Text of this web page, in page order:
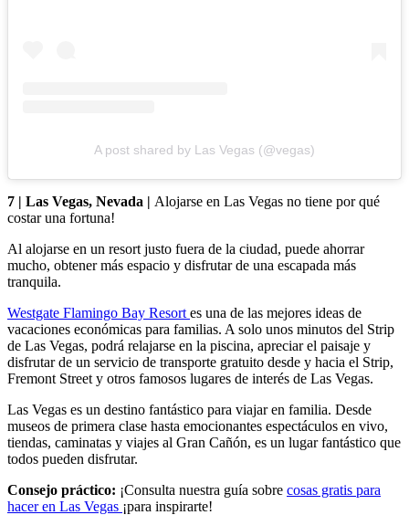
A post shared by Las Vegas (@vegas)
7 | Las Vegas, Nevada | Alojarse en Las Vegas no tiene por qué
costar una fortuna!
Al alojarse en un resort justo fuera de la ciudad, puede ahorrar
mucho, obtener más espacio y disfrutar de una escapada más
tranquila.
Westgate Flamingo Bay Resort es una de las mejores ideas de
vacaciones económicas para familias. A solo unos minutos del Strip
de Las Vegas, podrá relajarse en la piscina, apreciar el paisaje y
disfrutar de un servicio de transporte gratuito desde y hacia el Strip,
Fremont Street y otros famosos lugares de interés de Las Vegas.
Las Vegas es un destino fantástico para viajar en familia. Desde
museos de primera clase hasta emocionantes espectáculos en vivo,
tiendas, caminatas y viajes al Gran Cañón, es un lugar fantástico que
todos pueden disfrutar.
Consejo práctico: ¡Consulta nuestra guía sobre cosas gratis para
hacer en Las Vegas ¡para inspirarte!